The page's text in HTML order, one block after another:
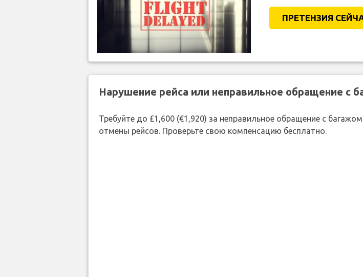
ПРЕТЕНЗИЯ
Нарушение рейса или неправильное обращение с
Требуйте до £1,600 (€1,920) за неправильное обращение с
отмены рейсов. Проверьте свою компенсацию бесплатно.